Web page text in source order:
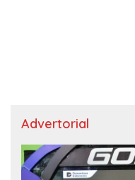
Advertorial